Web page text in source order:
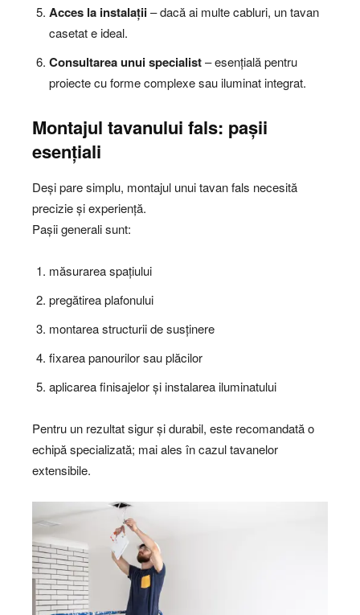
Acces la instalații– dacă ai multe cabluri, un tavan
casetat e ideal.
Consultarea unui specialist– esențială pentru
proiecte cu forme complexe sau iluminat integrat.
Montajul tavanului fals: pașii
esențiali
Deși pare simplu, montajul unui tavan fals necesită
precizie și experiență.
Pașii generali sunt:
măsurarea spațiului
pregătirea plafonului
montarea structurii de susținere
fixarea panourilor sau plăcilor
aplicarea finisajelor și instalarea iluminatului
Pentru un rezultat sigur și durabil, este recomandată o
echipă specializată; mai ales în cazul tavanelor
extensibile.